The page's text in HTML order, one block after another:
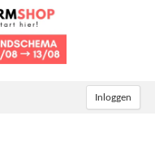
Inloggen